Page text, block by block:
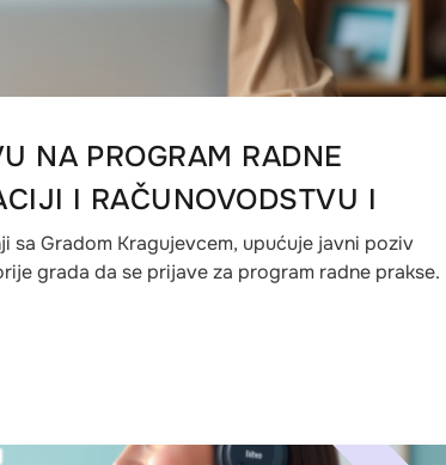
NA PROGRAM RADNE
I RAČUNOVODSTVU I
sa Gradom Kragujevcem, upućuje javni poziv
grada da se prijave za program radne prakse.